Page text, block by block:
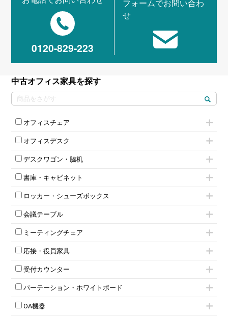
0120-829-223
フォームでお問い合わ
せ
中古オフィス家具を探す
オフィスチェア
肘付きチェア
肘無しチェア
役員チェア
オフィスチェアその他
オフィスデスク
片袖机
フリーアドレスデスク（ベンチデスク）
昇降デスク
両袖机
デスクワゴン・脇机
インワゴン2段
インワゴン3段
脇机
書庫・キャビネット
ハイキャビネット
ローキャビネット
両開きキャビネット
上下連結キャビネット
軽量ラック（スチールラック）
収納家具その他
両開書庫
ラテラル書庫
ロッカー・シューズボックス
1人用ロッカー
2人用ロッカー
3人用ロッカー
5人用ロッカー
8人用ロッカー
多人数ロッカー
ダイヤル錠ロッカー
会議テーブル
ミーティングテーブル
スタッキングテーブル
ネスティングテーブル
カウンターテーブル
T字脚テーブル
会議テーブルW1200～
ミーティングチェア
キャスター付きミーティングチェア
スタッキングミーティングチェア
テーブル付きミーティングチェア
折りたたみミーティングチェア
ハイチェア
応接・役員家具
応接セット
応接ソファ
応接チェア
応接・役員家具その他
受付カウンター
ハイカウンター
ローカウンター
ラウンジカウンター
パーテーション・ホワイトボード
パーテーション
自立タイプパーテーション
OA機器